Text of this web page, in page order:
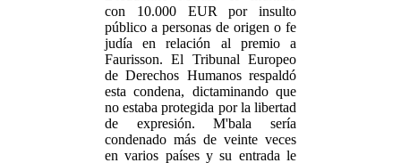
con 10.000 EUR por insulto
público a personas de origen o fe
judía en relación al premio a
Faurisson. El Tribunal Europeo
de Derechos Humanos respaldó
esta condena, dictaminando que
no estaba protegida por la libertad
de expresión. M'bala sería
condenado más de veinte veces
en varios países y su entrada le